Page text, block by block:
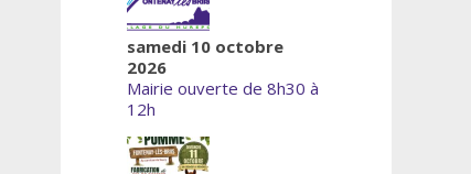
samedi 10 octobre
2026
Mairie ouverte de 8h30 à
12h